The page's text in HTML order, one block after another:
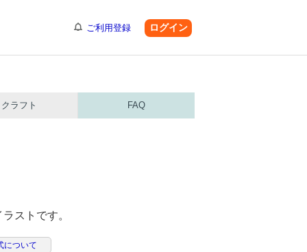
ご利用登録 ログイン
クラフト FAQ
ストです。
について